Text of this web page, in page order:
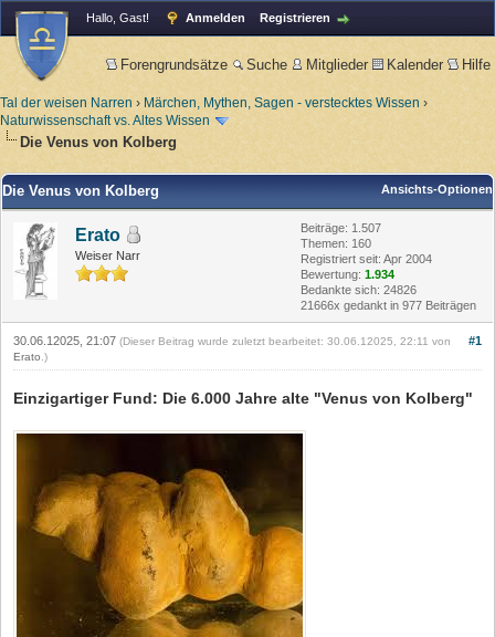
Hallo, Gast! Anmelden Registrieren
Forengrundsätze Suche Mitglieder Kalender Hilfe
Tal der weisen Narren › Märchen, Mythen, Sagen - verstecktes Wissen ›
Naturwissenschaft vs. Altes Wissen
Die Venus von Kolberg
Ansichts-Optionen
Die Venus von Kolberg
Erato
Weiser Narr
Beiträge: 1.507
Themen: 160
Registriert seit: Apr 2004
Bewertung: 1.934
Bedankte sich: 24826
21666x gedankt in 977 Beiträgen
#1
30.06.12025, 21:07 (Dieser Beitrag wurde zuletzt bearbeitet: 30.06.12025, 22:11 von
Erato .)
Einzigartiger Fund: Die 6.000 Jahre alte "Venus von Kolberg"